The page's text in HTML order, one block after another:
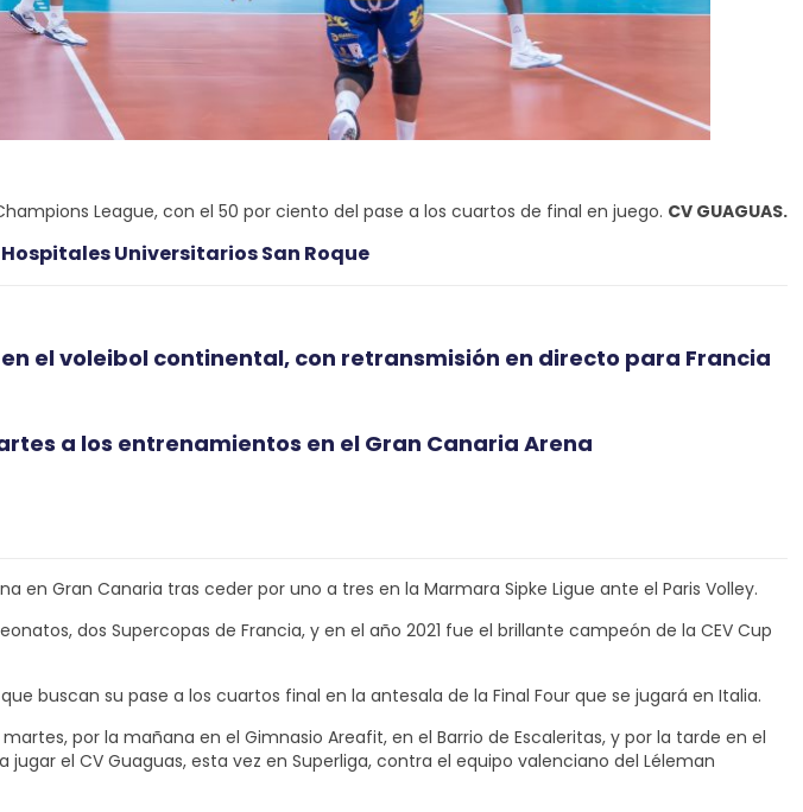
League, con el 50 por ciento del pase a los cuartos de final en juego. CV GUAGUAS.
Universitarios San Roque
el voleibol continental, con retransmisión en directo para Francia
a los entrenamientos en el Gran Canaria Arena
en Gran Canaria tras ceder por uno a tres en la Marmara Sipke Ligue ante el Paris Volley.
dos Supercopas de Francia, y en el año 2021 fue el brillante campeón de la CEV Cup
buscan su pase a los cuartos final en la antesala de la Final Four que se jugará en Italia.
por la mañana en el Gimnasio Areafit, en el Barrio de Escaleritas, y por la tarde en el
el CV Guaguas, esta vez en Superliga, contra el equipo valenciano del Léleman